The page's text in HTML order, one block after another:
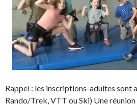
Rappel : les inscriptions-adultes sont
Rando/Trek, VTT ou Ski) Une